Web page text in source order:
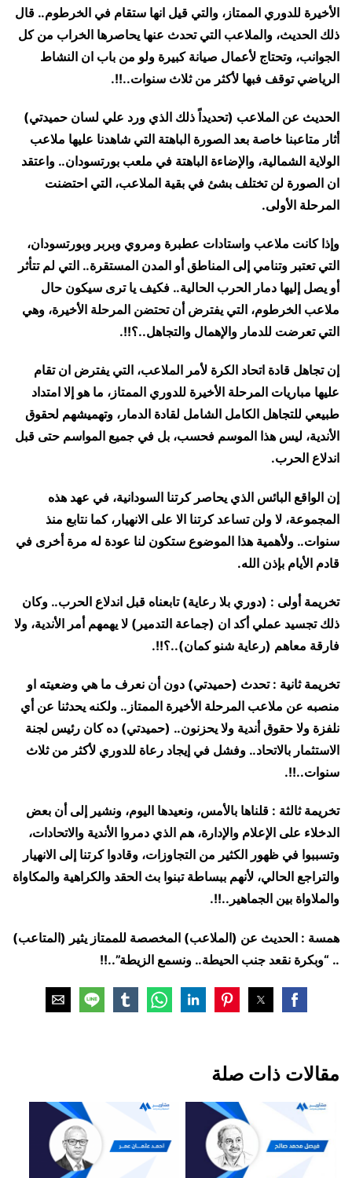
الأخيرة للدوري الممتاز، والتي قيل انها ستقام في الخرطوم.. قال
ذلك الحديث، والملاعب التي تحدث عنها يحاصرها الخراب من كل
الجوانب، وتحتاج لأعمال صيانة كبيرة ولو من باب ان النشاط
الرياضي توقف فبها لأكثر من ثلاث سنوات..!!.
الحديث عن الملاعب (تحديداً ذلك الذي ورد علي لسان حميدتي)
أثار متاعبنا خاصة بعد الصورة الباهتة التي شاهدنا عليها ملاعب
الولاية الشمالية، والإضاءة الباهتة في ملعب بورتسودان.. واعتقد
ان الصورة لن تختلف بشئ في بقية الملاعب، التي احتضنت
المرحلة الأولى.
وإذا كانت ملاعب واستادات عطبرة ومروي وبربر وبورتسودان،
التي تعتبر وتنامي إلى المناطق أو المدن المستقرة.. التي لم تتأثر
أو يصل إليها دمار الحرب الحالية.. فكيف يا ترى سيكون حال
ملاعب الخرطوم، التي يفترض أن تحتضن المرحلة الأخيرة، وهي
التي تعرضت للدمار والإهمال والتجاهل..؟!!.
إن تجاهل قادة اتحاد الكرة لأمر الملاعب، التي يفترض ان تقام
عليها مباريات المرحلة الأخيرة للدوري الممتاز، ما هو إلا امتداد
طبيعي للتجاهل الكامل الشامل لقادة الدمار، وتهميشهم لحقوق
الأندية، ليس هذا الموسم فحسب، بل في جميع المواسم حتى قبل
اندلاع الحرب.
إن الواقع البائس الذي يحاصر كرتنا السودانية، في عهد هذه
المجموعة، لا ولن تساعد كرتنا الا على الانهيار، كما نتابع منذ
سنوات.. ولأهمية هذا الموضوع ستكون لنا عودة له مرة أخرى في
قادم الأيام بإذن الله.
تخريمة أولى : (دوري بلا رعاية) تابعناه قبل اندلاع الحرب.. وكان
ذلك تجسيد عملي أكد ان (جماعة التدمير) لا يهمهم أمر الأندية، ولا
فارقة معاهم (رعاية شنو كمان)..؟!!.
تخريمة ثانية : تحدث (حميدتي) دون أن نعرف ما هي وضعيته او
منصبه عن ملاعب المرحلة الأخيرة الممتاز.. ولكنه يحدثنا عن أي
نلفزة ولا حقوق أندية ولا يحزنون.. (حميدتي) ده كان رئيس لجنة
الاستثمار بالاتحاد.. وفشل في إيجاد رعاة للدوري لأكثر من ثلاث
سنوات..!!.
تخريمة ثالثة : قلناها بالأمس، ونعيدها اليوم، ونشير إلى أن بعض
الدخلاء على الإعلام والإدارة، هم الذي دمروا الأندية والاتحادات،
وتسببوا في ظهور الكثير من التجاوزات، وقادوا كرتنا إلى الانهيار
والتراجع الحالي، لأنهم ببساطة تبنوا بث الحقد والكراهية والمكاواة
والملاواة بين الجماهير..!!.
همسة : الحديث عن (الملاعب) المخصصة للممتاز يثير (المتاعب)
.. “وبكرة نقعد جنب الحيطة.. ونسمع الزيطة”..!!
مقالات ذات صلة